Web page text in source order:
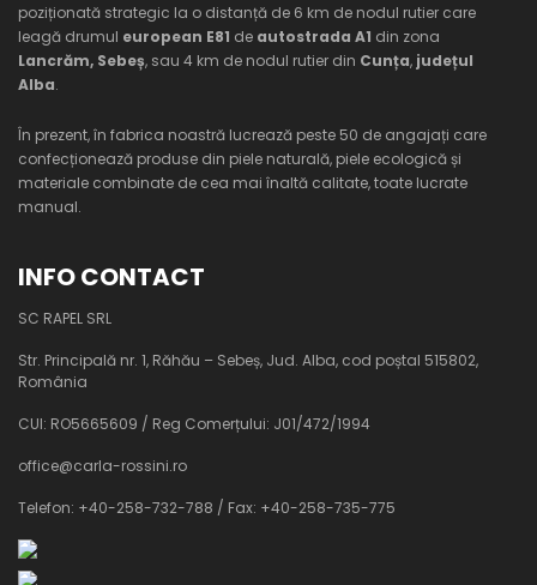
poziționată strategic la o distanță de 6 km de nodul rutier care
leagă drumul european E81 de autostrada A1 din zona
Lancrăm, Sebeș, sau 4 km de nodul rutier din Cunța, județul
Alba.
În prezent, în fabrica noastră lucrează peste 50 de angajați care
confecționează produse din piele naturală, piele ecologică și
materiale combinate de cea mai înaltă calitate, toate lucrate
manual.
INFO CONTACT
SC RAPEL SRL
Str. Principală nr. 1, Răhău – Sebeș, Jud. Alba, cod poștal 515802,
România
CUI: RO5665609 / Reg Comerțului: J01/472/1994
office@carla-rossini.ro
Telefon: +40-258-732-788 / Fax: +40-258-735-775